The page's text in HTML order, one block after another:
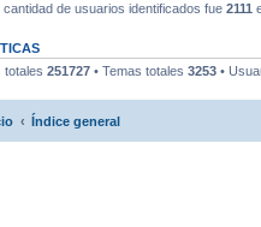
cantidad de usuarios identificados fue 2111
totales 251727 • Temas totales 3253 •
Índice general